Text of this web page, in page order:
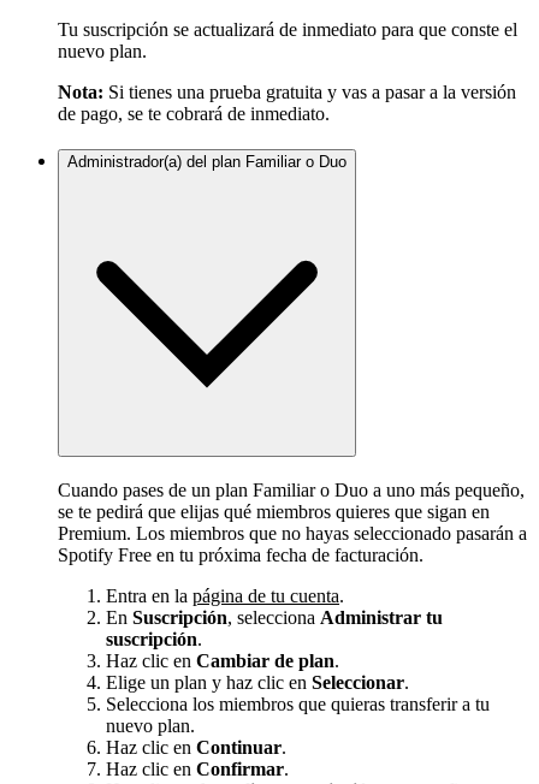
Tu suscripción se actualizará de inmediato para que conste el
nuevo plan.
Nota: Si tienes una prueba gratuita y vas a pasar a la versión
de pago, se te cobrará de inmediato.
Administrador(a) del plan Familiar o Duo
Cuando pases de un plan Familiar o Duo a uno más pequeño,
se te pedirá que elijas qué miembros quieres que sigan en
Premium. Los miembros que no hayas seleccionado pasarán a
Spotify Free en tu próxima fecha de facturación.
Entra en la página de tu cuenta.
En Suscripción, selecciona Administrar tu
suscripción.
Haz clic en Cambiar de plan.
Elige un plan y haz clic en Seleccionar.
Selecciona los miembros que quieras transferir a tu
nuevo plan.
Haz clic en Continuar.
Haz clic en Confirmar.